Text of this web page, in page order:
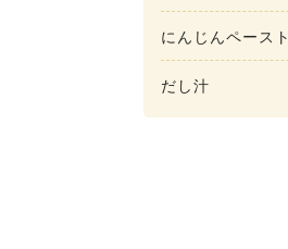
にんじんペースト
だし汁